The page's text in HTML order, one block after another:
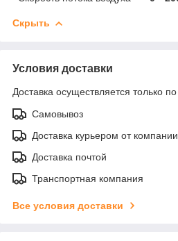
Скрыть
Условия доставки
Доставка осуществляется только
Самовывоз
Доставка курьером от компании
Доставка почтой
Транспортная компания
Все условия доставки